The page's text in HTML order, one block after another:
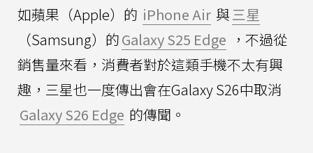
如蘋果（Apple）的 iPhone Air 與三星
（Samsung）的Galaxy S25 Edge ，不過從
銷售量來看，消費者對於這類手機不太有興
趣，三星也一度傳出會在Galaxy S26中取消
Galaxy S26 Edge 的傳聞。